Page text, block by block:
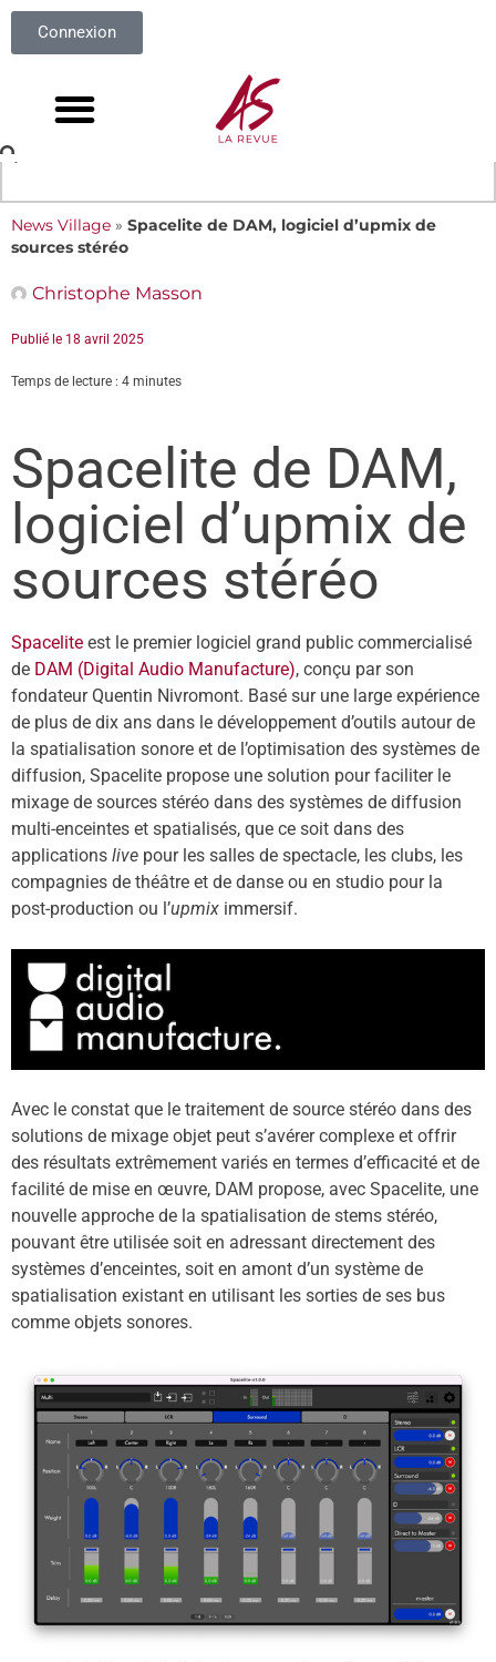
Connexion
News Village » Spacelite de DAM, logiciel d’upmix de
sources stéréo
Christophe Masson
Publié le 18 avril 2025
Temps de lecture : 4 minutes
Spacelite de DAM,
logiciel d’upmix de
sources stéréo
Spacelite est le premier logiciel grand public commercialisé
de DAM (Digital Audio Manufacture), conçu par son
fondateur Quentin Nivromont. Basé sur une large expérience
de plus de dix ans dans le développement d’outils autour de
la spatialisation sonore et de l’optimisation des systèmes de
diffusion, Spacelite propose une solution pour faciliter le
mixage de sources stéréo dans des systèmes de diffusion
multi-enceintes et spatialisés, que ce soit dans des
applications live pour les salles de spectacle, les clubs, les
compagnies de théâtre et de danse ou en studio pour la
post-production ou l’upmix immersif.
Avec le constat que le traitement de source stéréo dans des
solutions de mixage objet peut s’avérer complexe et offrir
des résultats extrêmement variés en termes d’efficacité et de
facilité de mise en œuvre, DAM propose, avec Spacelite, une
nouvelle approche de la spatialisation de stems stéréo,
pouvant être utilisée soit en adressant directement des
systèmes d’enceintes, soit en amont d’un système de
spatialisation existant en utilisant les sorties de ses bus
comme objets sonores.